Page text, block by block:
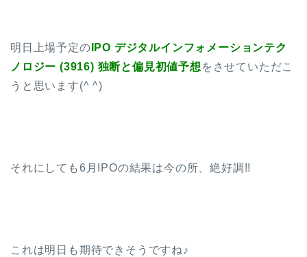
明日上場予定の IPO デジタルインフォメーションテク
ノロジー (3916) 独断と偏見初値予想 をさせていただこ
うと思います(^ ^)
それにしても6月IPOの結果は今の所、絶好調!!
これは明日も期待できそうですね♪